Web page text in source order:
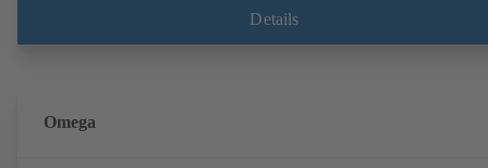
Details
Omega